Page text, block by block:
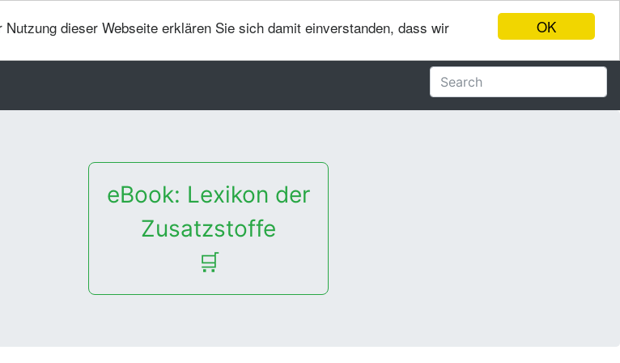
OK
dieser Webseite erklären Sie sich damit einverstanden, dass wir
eBook: Lexikon der
Zusatzstoffe
🛒